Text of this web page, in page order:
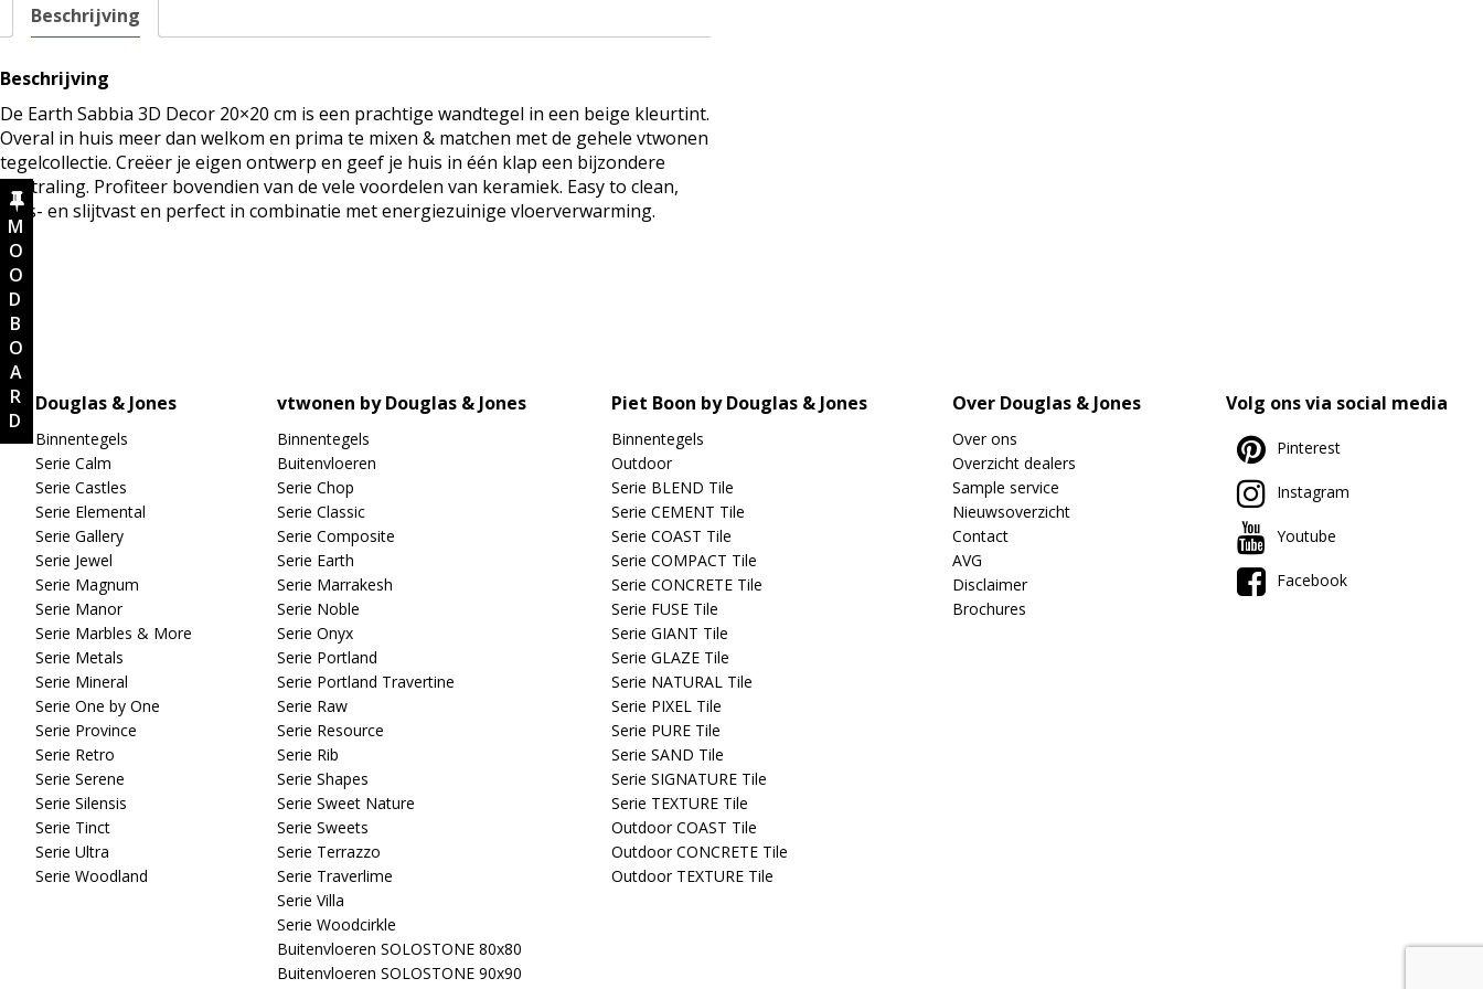
Beschrijving
Beschrijving
De Earth Sabbia 3D Decor 20×20 cm is een prachtige wandtegel in een beige kleurtint.
Overal in huis meer dan welkom en prima te mixen & matchen met de gehele vtwonen
tegelcollectie. Creëer je eigen ontwerp en geef je huis in één klap een bijzondere
uitstraling. Profiteer bovendien van de vele voordelen van keramiek. Easy to clean,
kras- en slijtvast en perfect in combinatie met energiezuinige vloerverwarming.
Douglas & Jones
Binnentegels
Serie Calm
Serie Castles
Serie Elemental
Serie Gallery
Serie Jewel
Serie Magnum
Serie Manor
Serie Marbles & More
Serie Metals
Serie Mineral
Serie One by One
Serie Province
Serie Retro
Serie Serene
Serie Silensis
Serie Tinct
Serie Ultra
Serie Woodland
vtwonen by Douglas & Jones
Binnentegels
Buitenvloeren
Serie Chop
Serie Classic
Serie Composite
Serie Earth
Serie Marrakesh
Serie Noble
Serie Onyx
Serie Portland
Serie Portland Travertine
Serie Raw
Serie Resource
Serie Rib
Serie Shapes
Serie Sweet Nature
Serie Sweets
Serie Terrazzo
Serie Traverlime
Serie Villa
Serie Woodcirkle
Buitenvloeren SOLOSTONE 80x80
Buitenvloeren SOLOSTONE 90x90
Piet Boon by Douglas & Jones
Binnentegels
Outdoor
Serie BLEND Tile
Serie CEMENT Tile
Serie COAST Tile
Serie COMPACT Tile
Serie CONCRETE Tile
Serie FUSE Tile
Serie GIANT Tile
Serie GLAZE Tile
Serie NATURAL Tile
Serie PIXEL Tile
Serie PURE Tile
Serie SAND Tile
Serie SIGNATURE Tile
Serie TEXTURE Tile
Outdoor COAST Tile
Outdoor CONCRETE Tile
Outdoor TEXTURE Tile
Over Douglas & Jones
Over ons
Overzicht dealers
Sample service
Nieuwsoverzicht
Contact
AVG
Disclaimer
Brochures
Volg ons via social media
Pinterest
Instagram
Youtube
Facebook
MOODBOARD